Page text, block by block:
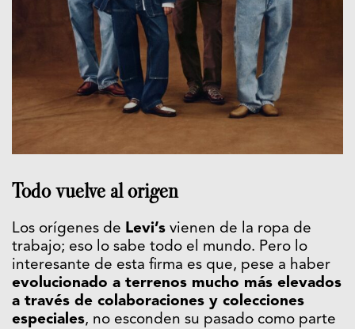
Todo vuelve al origen
Los orígenes de Levi’s vienen de la ropa de
trabajo; eso lo sabe todo el mundo. Pero lo
interesante de esta firma es que, pese a haber
evolucionado a terrenos mucho más elevados
a través de colaboraciones y colecciones
especiales, no esconden su pasado como parte